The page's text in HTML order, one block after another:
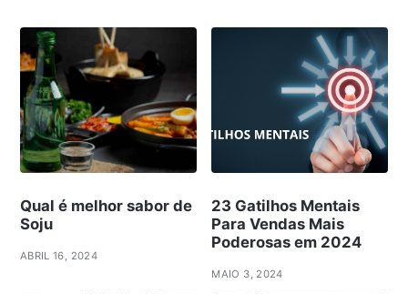
Qual é melhor sabor de
Soju
ABRIL 16, 2024
23 Gatilhos Mentais
Para Vendas Mais
Poderosas em 2024
MAIO 3, 2024